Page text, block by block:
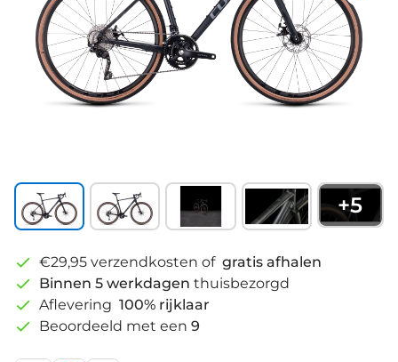
+5
€29,95 verzendkosten of gratis afhalen
Binnen 5 werkdagen thuisbezorgd
Aflevering 100% rijklaar
Beoordeeld met een 9